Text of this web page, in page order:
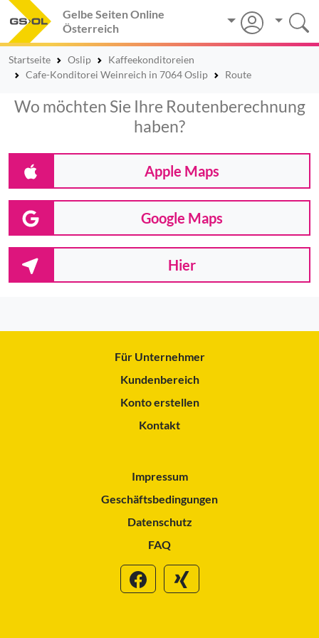
Gelbe Seiten Online
Österreich
Startseite Oslip
Kaffeekonditoreien
Cafe-Konditorei Weinreich in 7064 Oslip
Route
Wo möchten Sie Ihre Routenberechnung
haben?
Apple Maps
Google Maps
Hier
Für Unternehmer
Kundenbereich
Konto erstellen
Kontakt
Impressum
Geschäftsbedingungen
Datenschutz
FAQ